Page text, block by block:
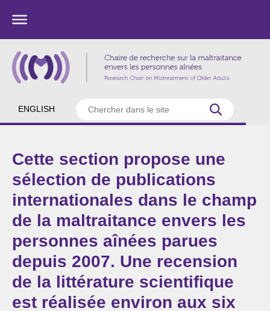
ENGLISH
Cette section propose une
sélection de publications
internationales dans le champ
de la maltraitance envers les
personnes aînées parues
depuis 2007. Une recension
de la littérature scientifique
est réalisée environ aux six